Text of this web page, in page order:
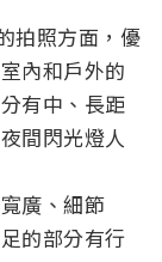
拍照方面，優
內和戶外的
有中、長距
間閃光燈人
廣、細節
的部分有行